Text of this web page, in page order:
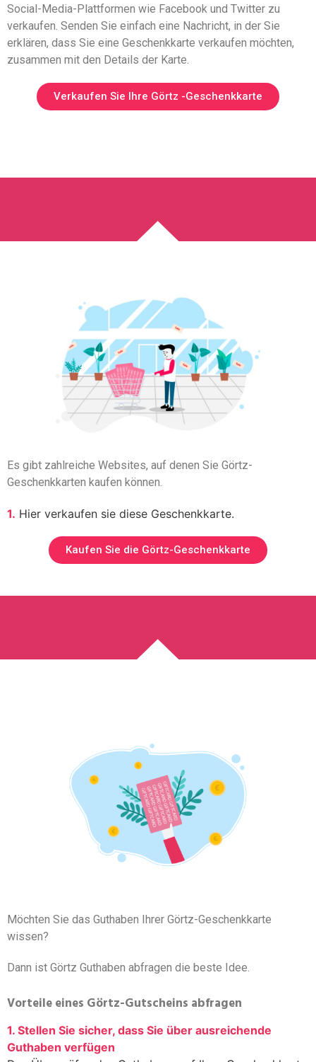
Social-Media-Plattformen wie Facebook und Twitter zu
verkaufen. Senden Sie einfach eine Nachricht, in der Sie
erklären, dass Sie eine Geschenkkarte verkaufen möchten,
zusammen mit den Details der Karte.
Verkaufen Sie Ihre Görtz -Geschenkkarte
Es gibt zahlreiche Websites, auf denen Sie Görtz-
Geschenkkarten kaufen können.
1. Hier verkaufen sie diese Geschenkkarte.
Kaufen Sie die Görtz-Geschenkkarte
Möchten Sie das Guthaben Ihrer Görtz-Geschenkkarte
wissen?
Dann ist Görtz Guthaben abfragen die beste Idee.
Vorteile eines Görtz-Gutscheins abfragen
1. Stellen Sie sicher, dass Sie über ausreichende
Guthaben verfügen